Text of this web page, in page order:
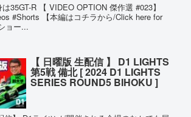
35GT-R 【 VIDEO OPTION 傑作選 #023】
#Shorts 【本編はコチラから/Click here for
ョー...
【 日曜版 生配信 】 D1 LIGHTS
第5戦 備北 [ 2024 D1 LIGHTS
SERIES ROUND5 BIHOKU ]